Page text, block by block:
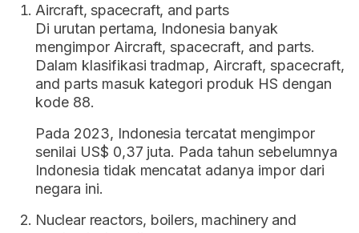
Aircraft, spacecraft, and parts
Di urutan pertama, Indonesia banyak
mengimpor Aircraft, spacecraft, and parts.
Dalam klasifikasi tradmap, Aircraft, spacecraft,
and parts masuk kategori produk HS dengan
kode 88.
Pada 2023, Indonesia tercatat mengimpor
senilai US$ 0,37 juta. Pada tahun sebelumnya
Indonesia tidak mencatat adanya impor dari
negara ini.
Nuclear reactors, boilers, machinery and